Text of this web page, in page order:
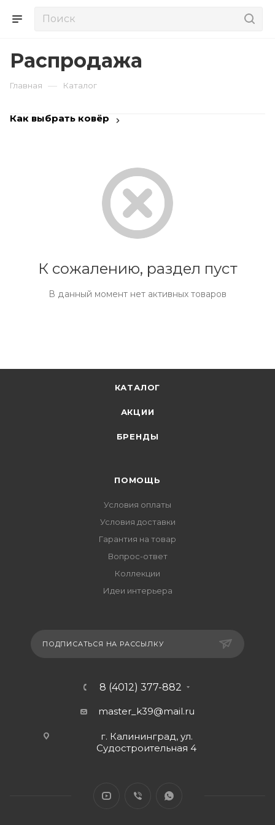
Распродажа
Главная — Каталог
Как выбрать ковёр
К сожалению, раздел пуст
В данный момент нет активных товаров
КАТАЛОГ
АКЦИИ
БРЕНДЫ
ПОМОЩЬ
Условия оплаты
Условия доставки
Гарантия на товар
Вопрос-ответ
Коллекции
Идеи интерьера
ПОДПИСАТЬСЯ НА РАССЫЛКУ
8 (4012) 377-882
master_k39@mail.ru
г. Калининград, ул.
Судостроительная 4